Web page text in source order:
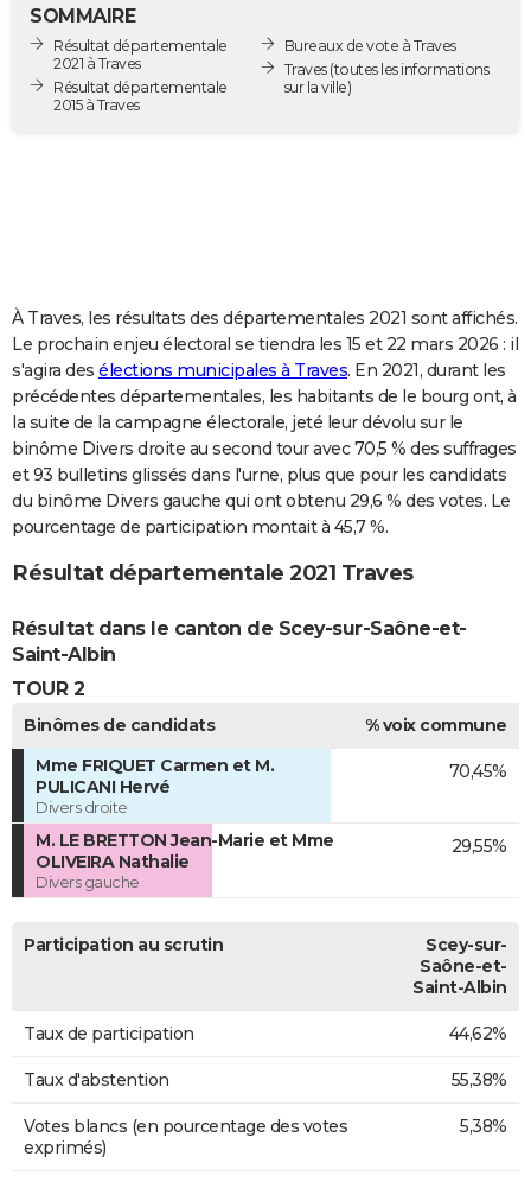
Destinations
City break
Voyage nature
Voyage de noces
Forum
Climat
GUIDES D'ACHAT
COPAINS D'AVANT
S'inscrire
Se connecter
Lycées
Collèges
Primaires
Universités
Entreprises
Service militaire
Avis de recherche
AVIS DE DÉCÈS
FORUM
Bricolage
Lifestyle
Culture
Sport
Auto
Television
Voyage
Cinema
SOMMAIRE
Résultat départementale
2021 à Traves
Résultat départementale
2015 à Traves
Bureaux de vote à Traves
Traves(toutes les informations
sur la ville)
À Traves, les résultats des départementales 2021 sont affichés.
Le prochain enjeu électoral se tiendra les 15 et 22 mars 2026 : il
s'agira des élections municipales à Traves. En 2021, durant les
précédentes départementales, les habitants de le bourg ont, à
la suite de la campagne électorale, jeté leur dévolu sur le
binôme Divers droite au second tour avec 70,5 % des suffrages
et 93 bulletins glissés dans l'urne, plus que pour les candidats
du binôme Divers gauche qui ont obtenu 29,6 % des votes. Le
pourcentage de participation montait à 45,7 %.
Résultat départementale 2021 Traves
Résultat dans le canton de Scey-sur-Saône-et-
Saint-Albin
TOUR 2
Binômes de candidats
% voix commune
Mme FRIQUET Carmen et M.
PULICANI Hervé
Divers droite
70,45%
M. LE BRETTON Jean-Marie et Mme
OLIVEIRA Nathalie
Divers gauche
29,55%
Participation au scrutin
Scey-sur-
Saône-et-
Saint-Albin
Taux de participation 44,62%
Taux d'abstention 55,38%
Votes blancs (en pourcentage des votes
exprimés)
5,38%